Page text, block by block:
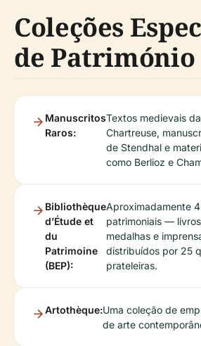
Coleções
de Património
Manuscritos
Raros:
Textos medievais
Chartreuse,
de Stendhal e
como Berlioz e
Bibliothèque
d’Étude et
du
Patrimoine
(BEP):
Aproximadamente
patrimoniais —
medalhas e
distribuídos por 25
prateleiras.
Artothèque:Uma coleção de
de arte